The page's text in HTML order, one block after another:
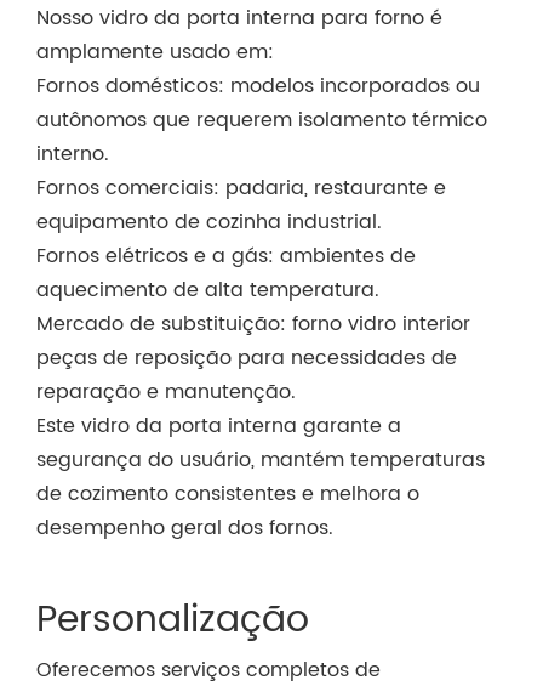
Nosso vidro da porta interna para forno é
amplamente usado em:
Fornos domésticos: modelos incorporados ou
autônomos que requerem isolamento térmico
interno.
Fornos comerciais: padaria, restaurante e
equipamento de cozinha industrial.
Fornos elétricos e a gás: ambientes de
aquecimento de alta temperatura.
Mercado de substituição: forno vidro interior
peças de reposição para necessidades de
reparação e manutenção.
Este vidro da porta interna garante a
segurança do usuário, mantém temperaturas
de cozimento consistentes e melhora o
desempenho geral dos fornos.
Personalização
Oferecemos serviços completos de